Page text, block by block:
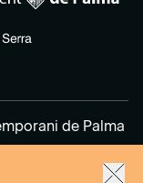
de Palma